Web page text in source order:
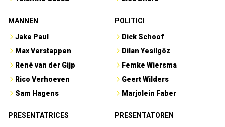
MANNEN
Jake Paul
Max Verstappen
René van der Gijp
Rico Verhoeven
Sam Hagens
POLITICI
Dick Schoof
Dilan Yesilgöz
Femke Wiersma
Geert Wilders
Marjolein Faber
PRESENTATRICES
PRESENTATOREN